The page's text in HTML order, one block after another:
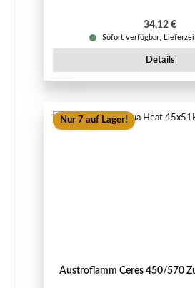
Regulärer
34,12 €
Sofort verfügbar,
Details
Nur 7 auf Lager!
Austroflamm Ceres 450/570